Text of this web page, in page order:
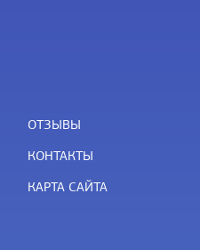
ОТЗЫВЫ
КОНТАКТЫ
КАРТА САЙТА